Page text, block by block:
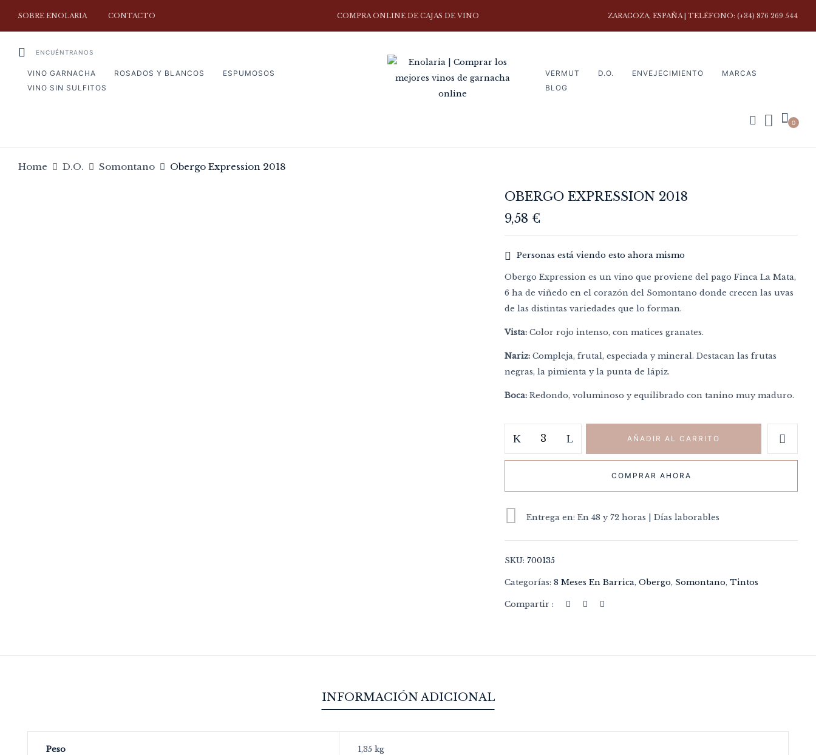
SOBRE ENOLARIA CONTACTO COMPRA ONLINE DE CAJAS DE VINO ZARAGOZA, ESPAÑA | TELÉFONO: (+34) 876 269 544
ENCUÉNTRANOS
VINO GARNACHA ROSADOS Y BLANCOS
ESPUMOSOS
VINO SIN SULFITOS
VERMUT D.O. ENVEJECIMIENTO
MARCAS
BLOG
0
Home D.O. Somontano Obergo Expression 2018
OBERGO EXPRESSION 2018
9,58 €
Personas está viendo esto ahora mismo
Obergo Expression es un vino que proviene del pago Finca La Mata,
6 ha de viñedo en el corazón del Somontano donde crecen las uvas
de las distintas variedades que lo forman.
Vista: Color rojo intenso, con matices granates.
Nariz: Compleja, frutal, especiada y mineral. Destacan las frutas
negras, la pimienta y la punta de lápiz.
Boca: Redondo, voluminoso y equilibrado con tanino muy maduro.
AÑADIR AL CARRITO
COMPRAR AHORA
Entrega en: En 48 y 72 horas | Días laborables
SKU:700135
Categorías:8 Meses En Barrica,Obergo, Somontano,Tintos
Compartir :
INFORMACIÓN ADICIONAL
Peso 1,35 kg